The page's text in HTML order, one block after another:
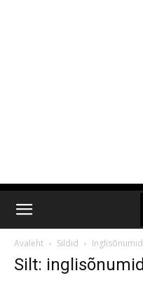
Avaleht Sildid Inglisõnumid
Silt: inglisõnumid